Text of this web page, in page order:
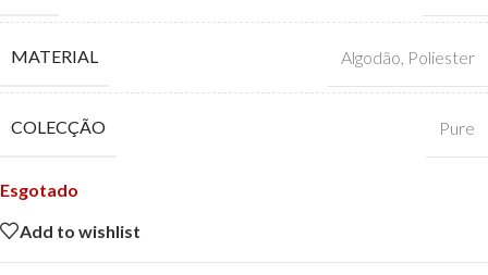
MATERIAL Algodão Poliester
COLECÇÃO Pure
Esgotado
Add to wishlist